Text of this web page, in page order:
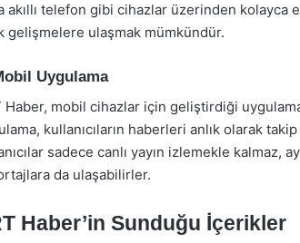
akıllı telefon gibi cihazlar üzerinden kolayca
gelişmelere ulaşmak mümkündür.
Uygulama
Haber, mobil cihazlar için geliştirdiği
kullanıcıların haberleri anlık olarak
sadece canlı yayın izlemekle kalmaz,
da ulaşabilirler.
Haber’in Sunduğu İçerikler